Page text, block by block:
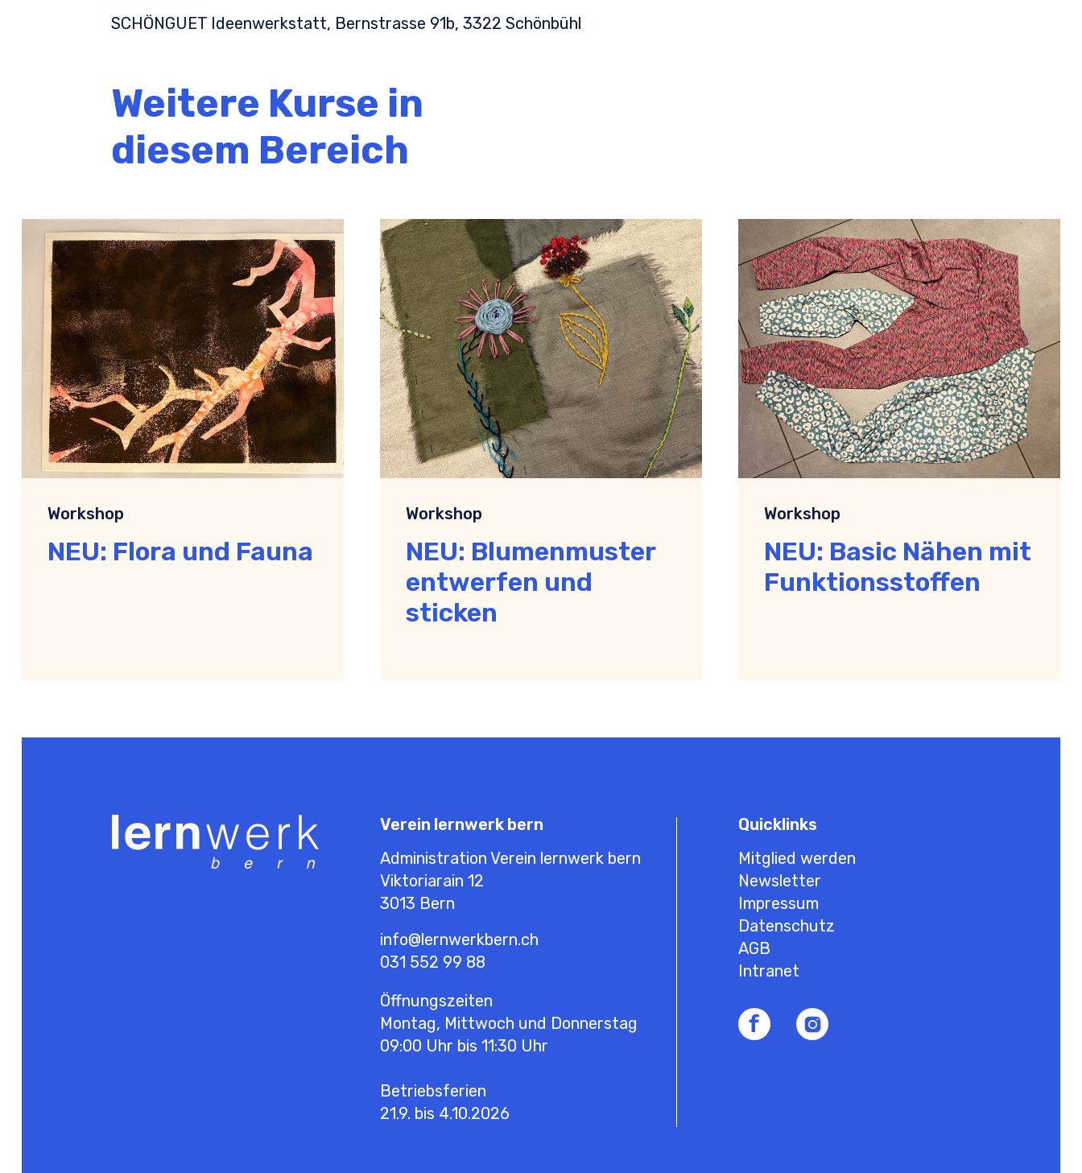
SCHÖNGUET Ideenwerkstatt, Bernstrasse 91b, 3322 Schönbühl
Weitere Kurse in
diesem Bereich
Workshop
NEU: Flora und Fauna
Workshop
NEU: Blumenmuster
entwerfen und
sticken
Workshop
NEU: Basic Nähen mit
Funktionsstoffen
Verein lernwerk bern
Administration Verein lernwerk bern
Viktoriarain 12
3013 Bern
info@lernwerkbern.ch
031 552 99 88
Öffnungszeiten
Montag, Mittwoch und Donnerstag
09:00 Uhr bis 11:30 Uhr
Betriebsferien
21.9. bis 4.10.2026
Quicklinks
Mitglied werden
Newsletter
Impressum
Datenschutz
AGB
Intranet